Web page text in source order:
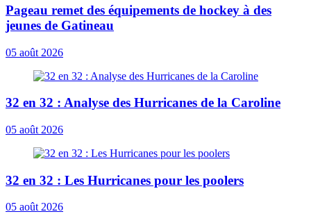
Pageau remet des équipements de hockey à des
jeunes de Gatineau
05 août 2026
32 en 32 : Analyse des Hurricanes de la Caroline
05 août 2026
32 en 32 : Les Hurricanes pour les poolers
05 août 2026